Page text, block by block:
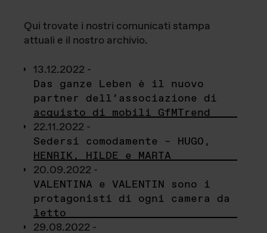
Qui trovate i nostri comunicati stampa
attuali e il nostro archivio.
13.12.2022 -
Das ganze Leben è il nuovo
partner dell’associazione di
acquisto di mobili GfMTrend
22.11.2022 -
Sedersi comodamente – HUGO,
HENRIK, HILDE e MARTA
20.09.2022 -
VALENTINA e VALENTIN sono i
protagonisti di ogni camera da
letto
29.08.2022 -